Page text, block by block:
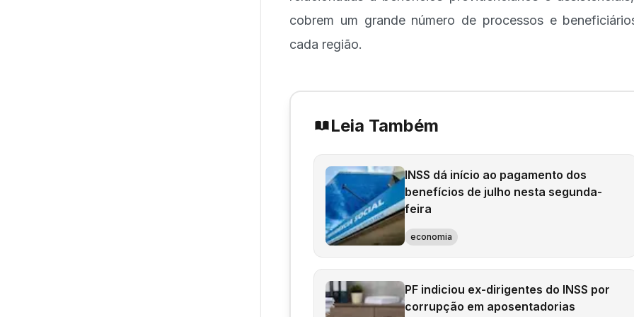
cobrem um grande número de processos e
cada região.
Leia Também
INSS dá início ao pagamento dos
benefícios de julho nesta segunda-
feira
economia
PF indiciou ex-dirigentes do INSS por
corrupção em aposentadorias